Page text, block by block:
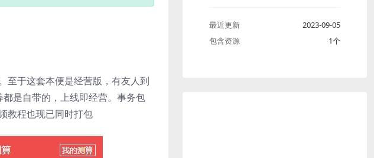
至于这套本便是经营版，有友人到
都是自带的，上线即经营。事务包
教程也现已同时打包
最近更新
2023-09-05
包含资源
1个